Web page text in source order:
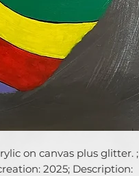
on canvas plus glitter. ;
2025; Description: